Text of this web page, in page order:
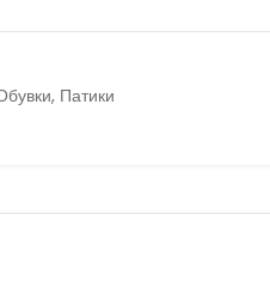
, Патики